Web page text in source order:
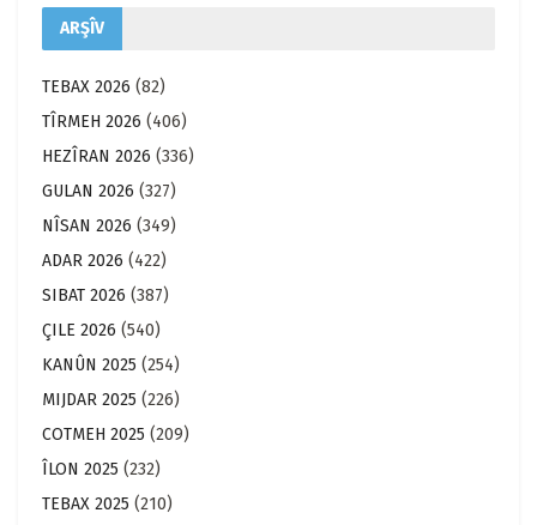
ARŞÎV
TEBAX 2026 (82)
TÎRMEH 2026 (406)
HEZÎRAN 2026 (336)
GULAN 2026 (327)
NÎSAN 2026 (349)
ADAR 2026 (422)
SIBAT 2026 (387)
ÇILE 2026 (540)
KANÛN 2025 (254)
MIJDAR 2025 (226)
COTMEH 2025 (209)
ÎLON 2025 (232)
TEBAX 2025 (210)